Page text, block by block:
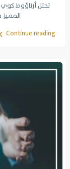
تحتل أرناؤوط
Continue reading